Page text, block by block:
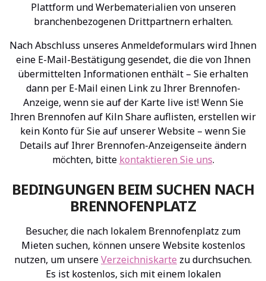
Plattform und Werbematerialien von unseren
branchenbezogenen Drittpartnern erhalten.
Nach Abschluss unseres Anmeldeformulars wird Ihnen
eine E-Mail-Bestätigung gesendet, die die von Ihnen
übermittelten Informationen enthält – Sie erhalten
dann per E-Mail einen Link zu Ihrer Brennofen-
Anzeige, wenn sie auf der Karte live ist! Wenn Sie
Ihren Brennofen auf Kiln Share auflisten, erstellen wir
kein Konto für Sie auf unserer Website – wenn Sie
Details auf Ihrer Brennofen-Anzeigenseite ändern
möchten, bitte kontaktieren Sie uns.
BEDINGUNGEN BEIM SUCHEN NACH
BRENNOFENPLATZ
Besucher, die nach lokalem Brennofenplatz zum
Mieten suchen, können unsere Website kostenlos
nutzen, um unsereVerzeichniskarte zu durchsuchen.
Es ist kostenlos, sich mit einem lokalen